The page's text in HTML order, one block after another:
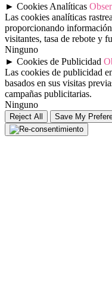
► Cookies Analíticas
Las cookies analíticas
proporcionando
visitantes, tasa de rebote y
Ninguno
► Cookies de Publicidad
Las cookies de publicidad
basados en sus visitas
campañas publicitarias.
Ninguno
Reject All Save My